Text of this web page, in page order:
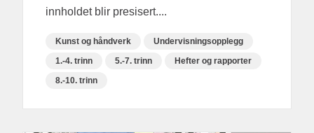
innholdet blir presisert....
Kunst og håndverk
Undervisningsopplegg
1.-4. trinn
5.-7. trinn
Hefter og rapporter
8.-10. trinn